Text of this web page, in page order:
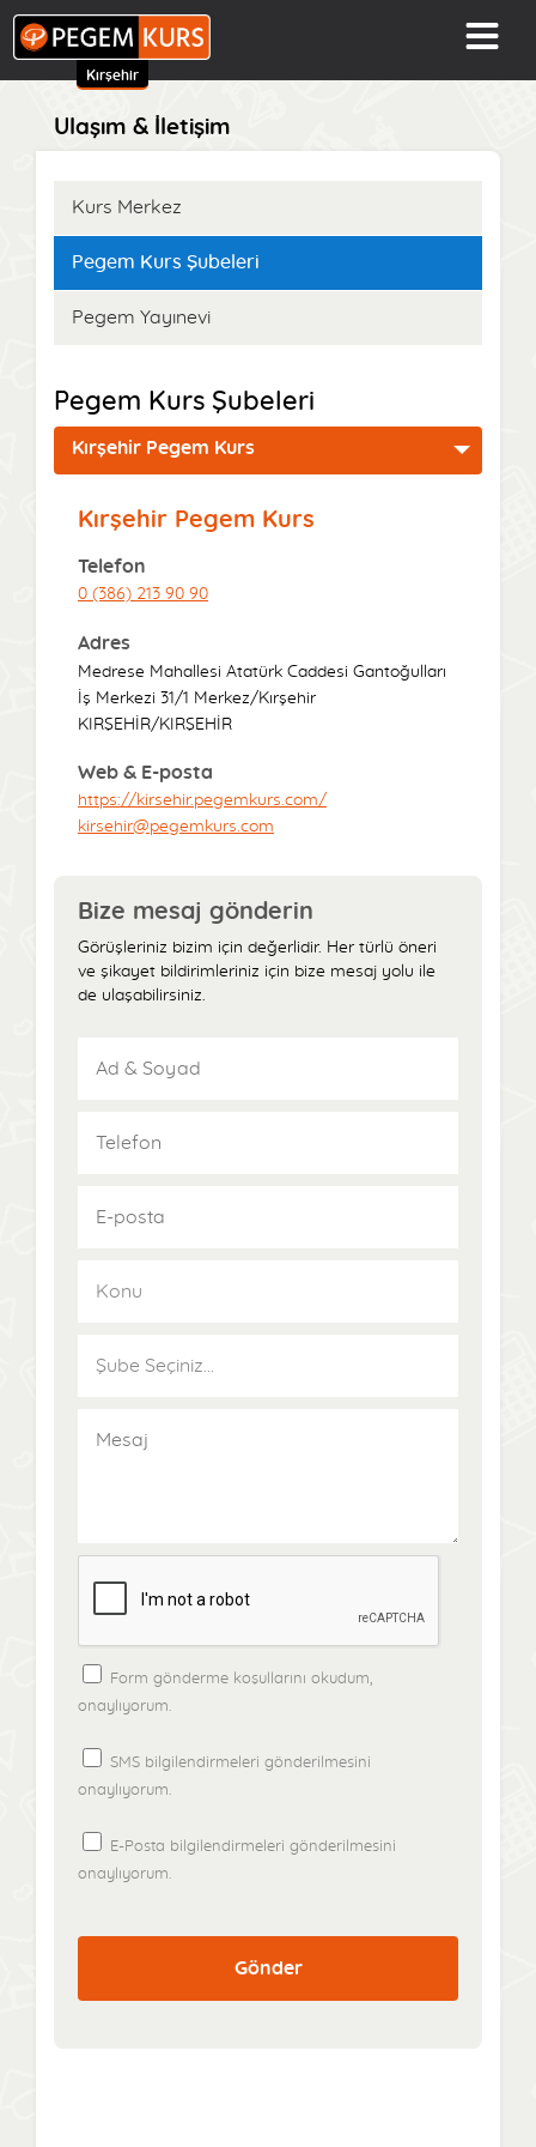
Kırşehir
Ulaşım & İletişim
Kurs Merkez
Pegem Kurs Şubeleri
Pegem Yayınevi
Pegem Kurs Şubeleri
Kırşehir Pegem Kurs
Kırşehir Pegem Kurs
Telefon
0 (386) 213 90 90
Adres
Medrese Mahallesi Atatürk Caddesi Gantoğulları
İş Merkezi 31/1 Merkez/Kırşehir
KIRŞEHİR/KIRŞEHİR
Web & E-posta
https://kirsehir.pegemkurs.com/
kirsehir@pegemkurs.com
Bize mesaj gönderin
Görüşleriniz bizim için değerlidir. Her türlü öneri
ve şikayet bildirimleriniz için bize mesaj yolu ile
de ulaşabilirsiniz.
Form gönderme koşullarını okudum,
onaylıyorum.
SMS bilgilendirmeleri gönderilmesini
onaylıyorum.
E-Posta bilgilendirmeleri gönderilmesini
onaylıyorum.
Gönder